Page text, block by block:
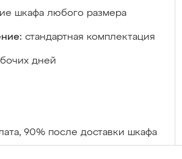
шкафа любого размера
стандартная комплектация
дней
90% после доставки шкафа